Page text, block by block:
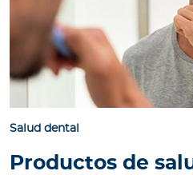
Salud dental
Productos de